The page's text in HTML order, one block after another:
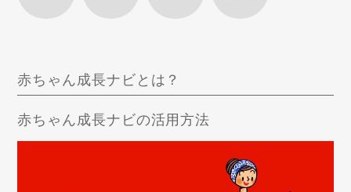
赤ちゃん成長ナビとは？
赤ちゃん成長ナビの活用方法